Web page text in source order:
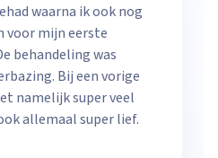
waarna ik ook nog
voor mijn eerste
behandeling was
Bij een vorige
namelijk super veel
allemaal super lief.